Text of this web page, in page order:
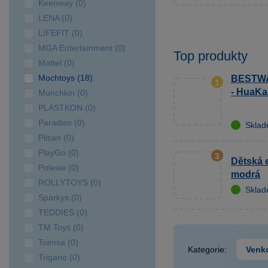
výdejní místo
SPARKYS Praha AVION
Shopping Park Zličín
SPARKYS Praha Fashion
Arena Outlet
SPARKYS Praha Hlavní
nádraží
SPARKYS Praha OC
Novo Plaza
SPARKYS Praha OC
Nový Smíchov
SPARKYS Praha OC
Quadrio
SPARKYS Praha
Palladium
SPARKYS Praha
Václavské náměstí JULIŠ
Keenway (0)
LENA (0)
LIFEFIT (0)
MGA Entertainment (0)
Mattel (0)
Mochtoys (18)
Munchkin (0)
PLASTKON (0)
Paradiso (0)
Pilsan (0)
PlayGo (0)
Polesie (0)
ROLLYTOYS (0)
Sparkys (0)
TEDDIES (0)
TM Toys (0)
Toimsa (0)
Trigano (0)
Top produkty
1
-
3
Dětská
modrá
Kategorie: